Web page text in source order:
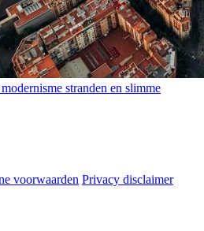
stranden en slimme
voorwaarden Privacy disclaimer